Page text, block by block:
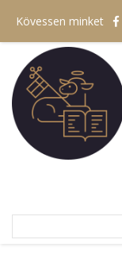
tartalomra
Kövessen minket
Search